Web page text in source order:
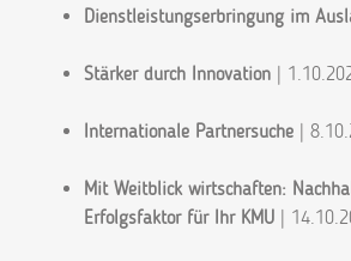
Dienstleistungserbringung im
Stärker durch Innovation |
Internationale Partnersuche |
Mit Weitblick wirtschaften:
Erfolgsfaktor für Ihr KMU |